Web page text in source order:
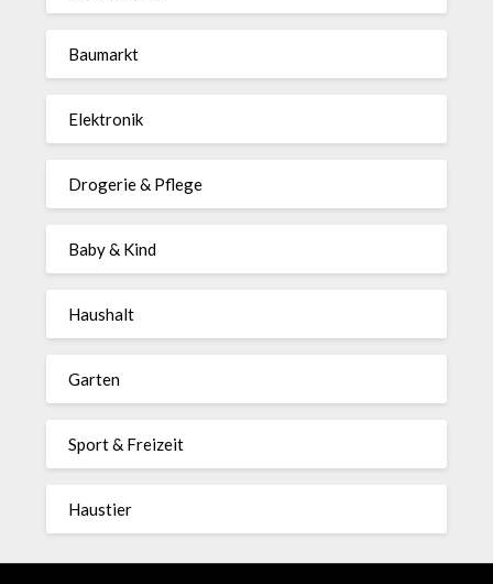
Baumarkt
Elektronik
Drogerie & Pflege
Baby & Kind
Haushalt
Garten
Sport & Freizeit
Haustier